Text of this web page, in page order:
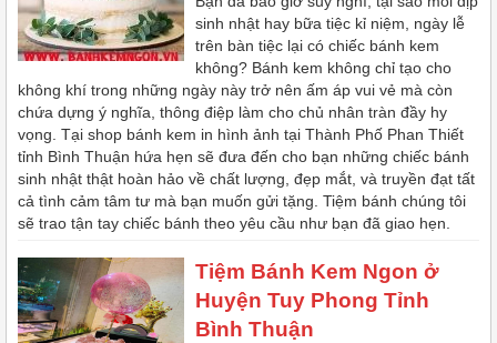
sinh nhật hay bữa tiệc kỉ niệm, ngày lễ
trên bàn tiệc lại có chiếc bánh kem
không? Bánh kem không chỉ tạo cho
không khí trong những ngày này trở nên ấm áp vui vẻ mà còn
chứa dựng ý nghĩa, thông điệp làm cho chủ nhân tràn đầy hy
vọng. Tại shop bánh kem in hình ảnh tại Thành Phố Phan Thiết
tỉnh Bình Thuận hứa hẹn sẽ đưa đến cho bạn những chiếc bánh
sinh nhật thật hoàn hảo về chất lượng, đẹp mắt, và truyền đạt tất
cả tình cảm tâm tư mà bạn muốn gửi tặng. Tiệm bánh chúng tôi
sẽ trao tận tay chiếc bánh theo yêu cầu như bạn đã giao hẹn.
Tiệm Bánh Kem Ngon ở
Huyện Tuy Phong Tỉnh
Bình Thuận